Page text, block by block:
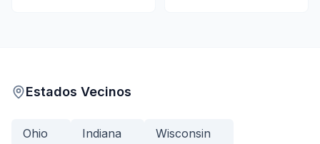
Estados Vecinos
Ohio Indiana Wisconsin